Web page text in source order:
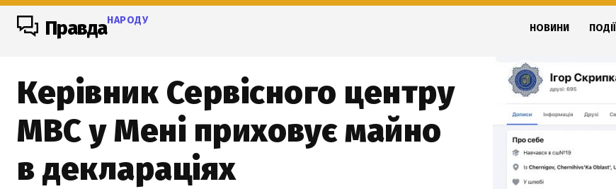
ПравдаНАРОДУ
НОВИНИ ПОДІЇ
Керівник Сервісного центру
МВС у Мені приховує майно
в деклараціях